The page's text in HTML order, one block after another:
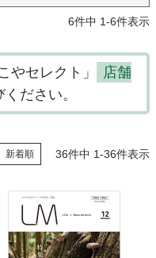
6件中 1-6件表示
やセレクト」
店舗
ださい。
新着順 36件中 1-36件表示